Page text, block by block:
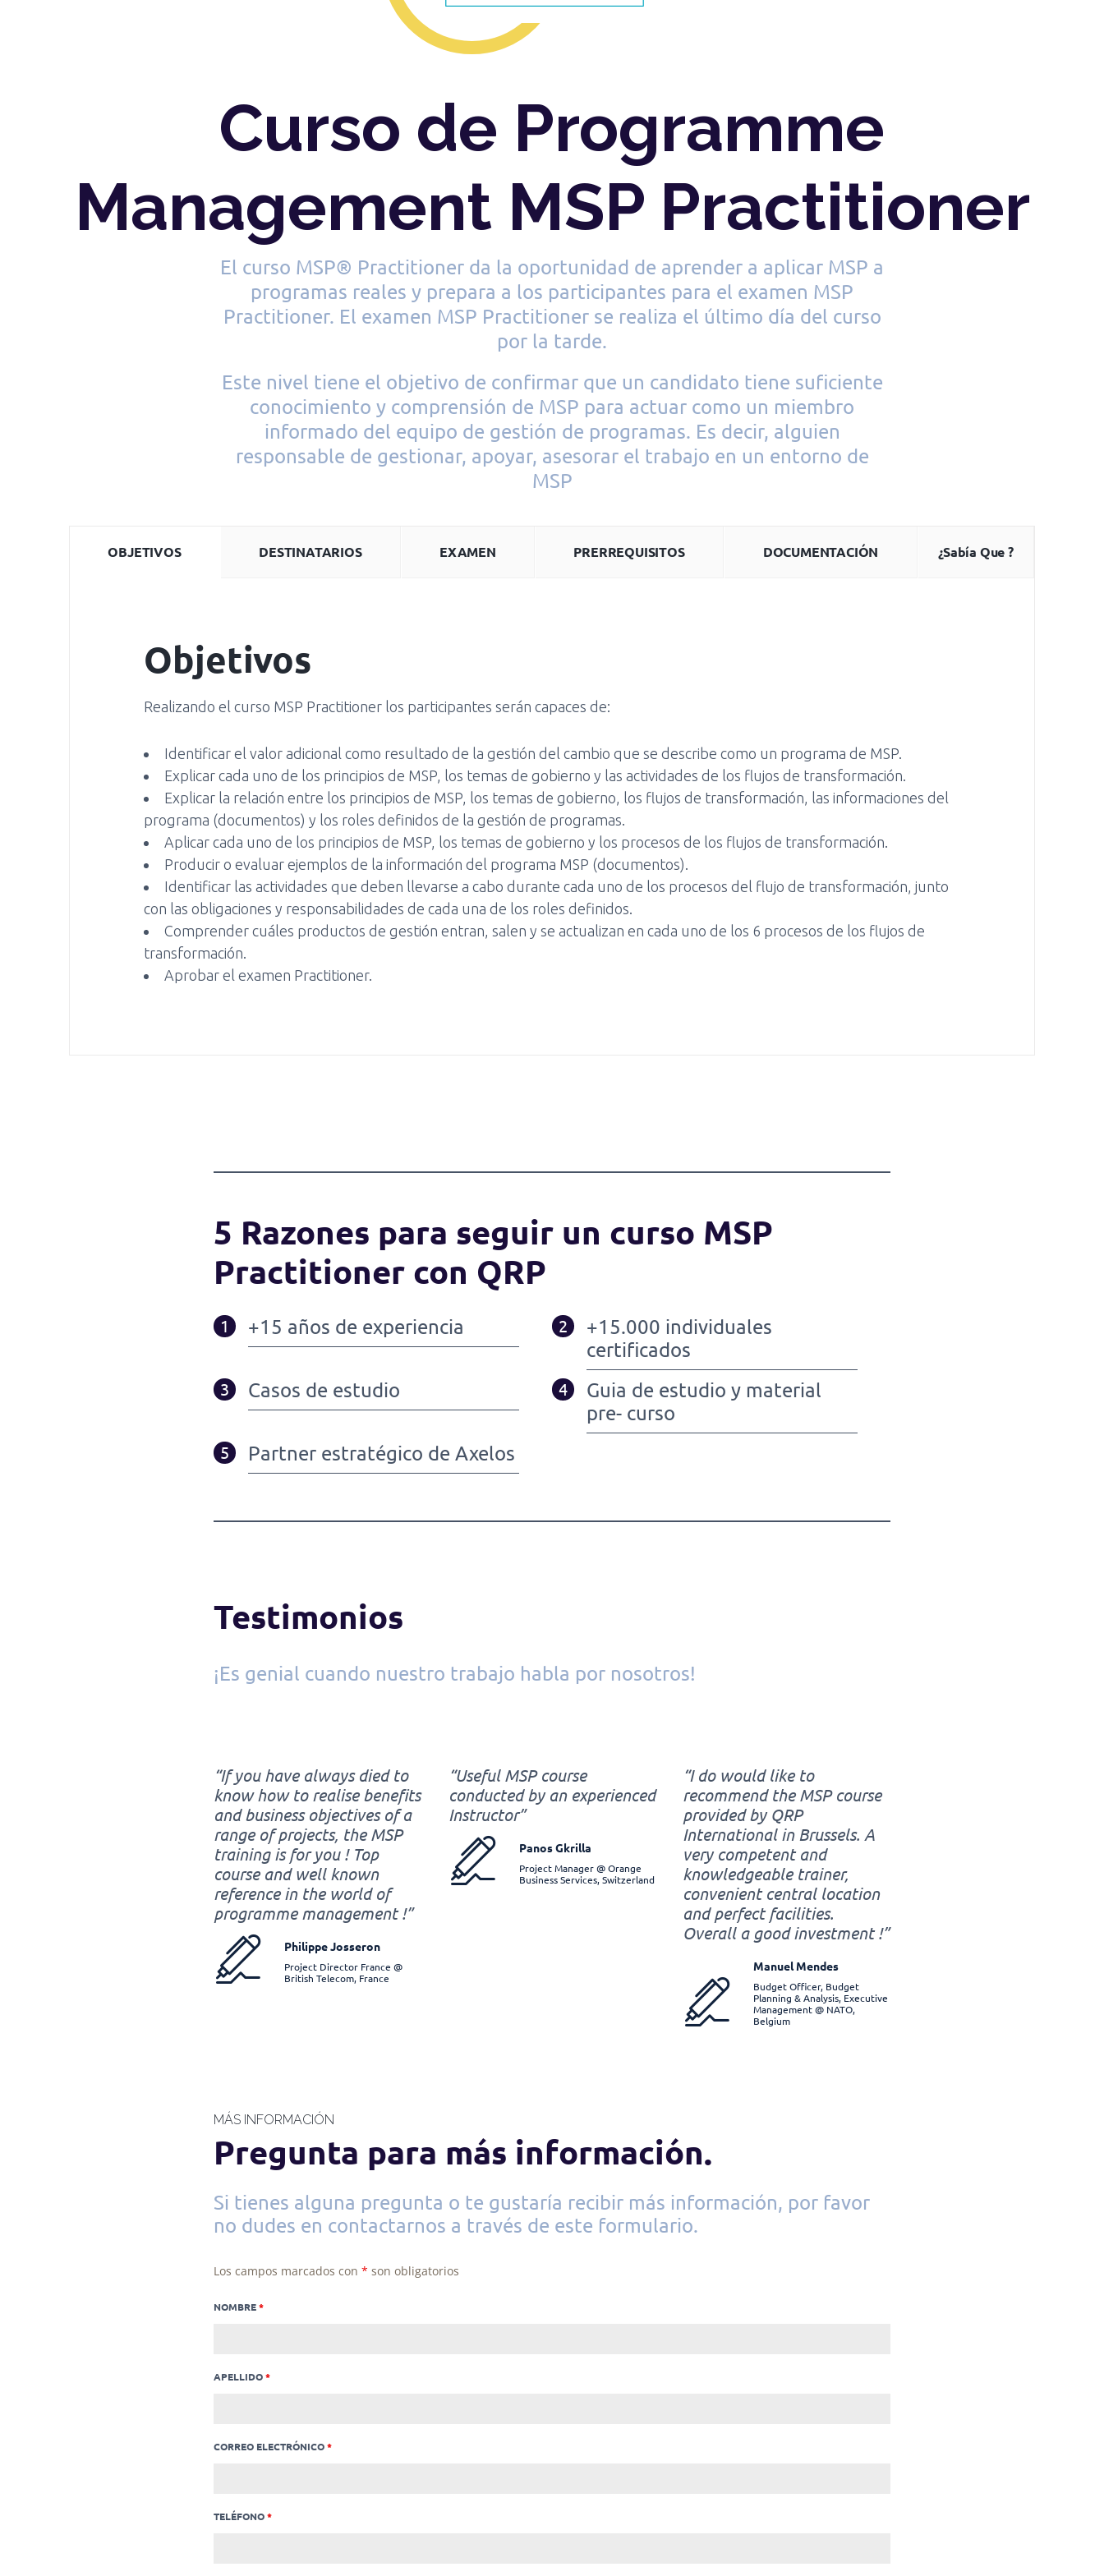
Curso de Programme
Management MSP Practitioner
El curso MSP® Practitioner da la oportunidad de aprender a aplicar MSP a
programas reales y prepara a los participantes para el examen MSP
Practitioner. El examen MSP Practitioner se realiza el último día del curso
por la tarde.
Este nivel tiene el objetivo de confirmar que un candidato tiene suficiente
conocimiento y comprensión de MSP para actuar como un miembro
informado del equipo de gestión de programas. Es decir, alguien
responsable de gestionar, apoyar, asesorar el trabajo en un entorno de
MSP
OBJETIVOS DESTINATARIOS EXAMEN PRERREQUISITOS DOCUMENTACIÓN ¿Sabía Que ?
Objetivos
Realizando el curso MSP Practitioner los participantes serán capaces de:
Identificar el valor adicional como resultado de la gestión del cambio que se describe como un programa de MSP.
Explicar cada uno de los principios de MSP, los temas de gobierno y las actividades de los flujos de transformación.
Explicar la relación entre los principios de MSP, los temas de gobierno, los flujos de transformación, las informaciones del
programa (documentos) y los roles definidos de la gestión de programas.
Aplicar cada uno de los principios de MSP, los temas de gobierno y los procesos de los flujos de transformación.
Producir o evaluar ejemplos de la información del programa MSP (documentos).
Identificar las actividades que deben llevarse a cabo durante cada uno de los procesos del flujo de transformación, junto
con las obligaciones y responsabilidades de cada una de los roles definidos.
Comprender cuáles productos de gestión entran, salen y se actualizan en cada uno de los 6 procesos de los flujos de
transformación.
Aprobar el examen Practitioner.
5 Razones para seguir un curso MSP
Practitioner con QRP
1 +15 años de experiencia 2
+15.000 individuales
certificados
3 Casos de estudio 4
Guia de estudio y material
pre- curso
5 Partner estratégico de Axelos
Testimonios
¡Es genial cuando nuestro trabajo habla por nosotros!
“If you have always died to
know how to realise benefits
and business objectives of a
range of projects, the MSP
training is for you ! Top
course and well known
reference in the world of
programme management !”
Philippe Josseron
Project Director France @
British Telecom, France
“Useful MSP course
conducted by an experienced
Instructor”
Panos Gkrilla
Project Manager @ Orange
Business Services, Switzerland
“I do would like to
recommend the MSP course
provided by QRP
International in Brussels. A
very competent and
knowledgeable trainer,
convenient central location
and perfect facilities.
Overall a good investment !”
Manuel Mendes
Budget Officer, Budget
Planning & Analysis, Executive
Management @ NATO,
Belgium
MÁS INFORMACIÓN
Pregunta para más información.
Si tienes alguna pregunta o te gustaría recibir más información, por favor
no dudes en contactarnos a través de este formulario.
Los campos marcados con * son obligatorios
NOMBRE*
APELLIDO*
CORREO ELECTRÓNICO*
TELÉFONO*